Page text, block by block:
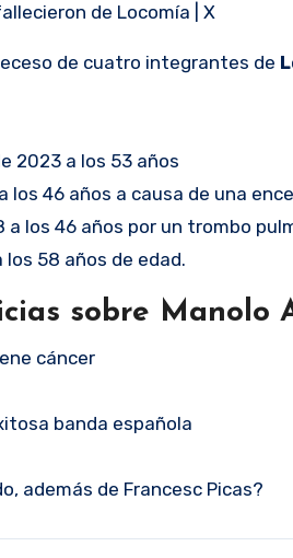
de Locomía | X
de cuatro integrantes de
2023 a los 53 años
los 46 años a causa de una
a los 46 años por un trombo
los 58 años de edad.
sobre Manolo
cáncer
banda española
además de Francesc Picas?